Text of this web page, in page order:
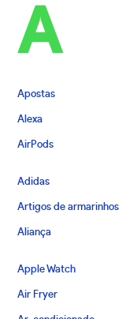
A
Apostas
Alexa
AirPods
Adidas
Artigos de armarinhos
Aliança
Apple Watch
Air Fryer